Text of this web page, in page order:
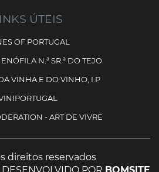
ÚTEIS
OF PORTUGAL
N.ª SR.ª DO TEJO
VINHA E DO VINHO, I.P
- ART DE VIVRE
direitos reservados